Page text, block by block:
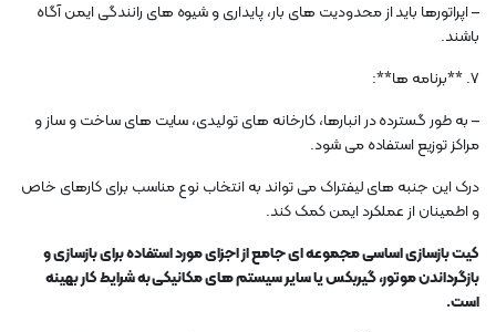
– اپراتورها باید از محدودیت های بار، پایداری و شیوه های رانندگی ایمن آگاه
باشند.
7. **برنامه ها**:
– به طور گسترده در انبارها، کارخانه های تولیدی، سایت های ساخت و ساز و
مراکز توزیع استفاده می شود.
درک این جنبه های لیفتراک می تواند به انتخاب نوع مناسب برای کارهای خاص
و اطمینان از عملکرد ایمن کمک کند.
کیت بازسازی اساسی مجموعه ای جامع از اجزای مورد استفاده برای بازسازی و
بازگرداندن موتور، گیربکس یا سایر سیستم های مکانیکی به شرایط کار بهینه
است.